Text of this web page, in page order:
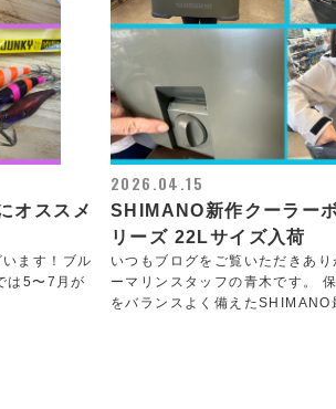
オススメ
ます！ブル
は5〜7月が
2026.04.15
SHIMANO新作クーラー
リーズ 22Lサイズ入荷
いつもブログをご覧いただきあ
ーマリンスタッフの青木です。
をバランスよく備えたSHIMANO